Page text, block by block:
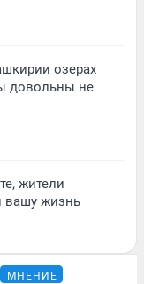
озерах
довольны не
жители
вашу жизнь
МНЕНИЕ